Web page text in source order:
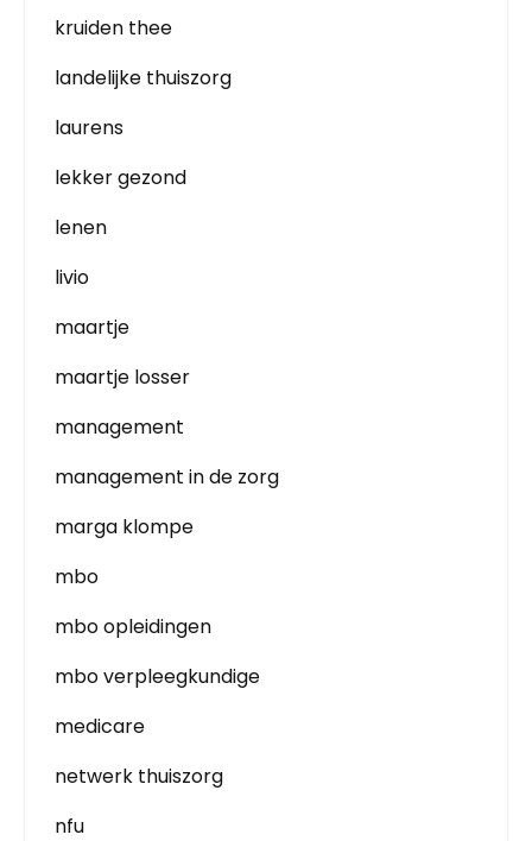
kruiden thee
landelijke thuiszorg
laurens
lekker gezond
lenen
livio
maartje
maartje losser
management
management in de zorg
marga klompe
mbo
mbo opleidingen
mbo verpleegkundige
medicare
netwerk thuiszorg
nfu